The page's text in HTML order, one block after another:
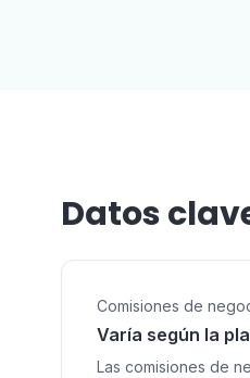
Datos
Comisiones de
Varía según la
Las comisiones de